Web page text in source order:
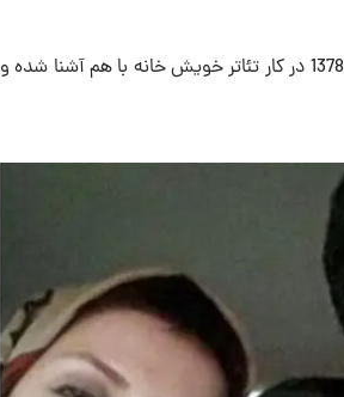
رویا میرعلمی همسر حسین کیانی کارگردان است که در سال 1378 در کار تئاتر خویش خانه با هم آشنا شده و